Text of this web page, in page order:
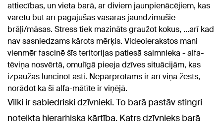
attiecības, un vieta barā, ar diviem jaunpienācējiem, kas
varētu būt arī pagājušās vasaras jaundzimušie
brāļi/māsas. Stress tiek mazināts graužot kokus, ...arī kad
nav sasniedzams kārots mērķis. Videoierakstos mani
vienmēr fascinē šīs teritorijas patiesā saimnieka - alfa-
tēviņa nosvērtā, omulīgā pieeja dzīves situācijām, kas
izpaužas luncinot asti. Nepārprotams ir arī viņa žests,
norādot ka šī alfa-mātīte ir viņējā.
Vilki ir sabiedriski dzīvnieki. To barā pastāv stingri
noteikta hierarhiska kārtība. Katrs dzīvnieks barā